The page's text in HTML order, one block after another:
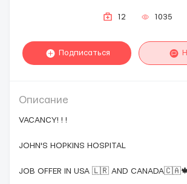
12 1035
Подписаться
Описание
VACANCY! ! !
JOHN'S HOPKINS HOSPITAL
JOB OFFER IN USA 🇱🇷 AND